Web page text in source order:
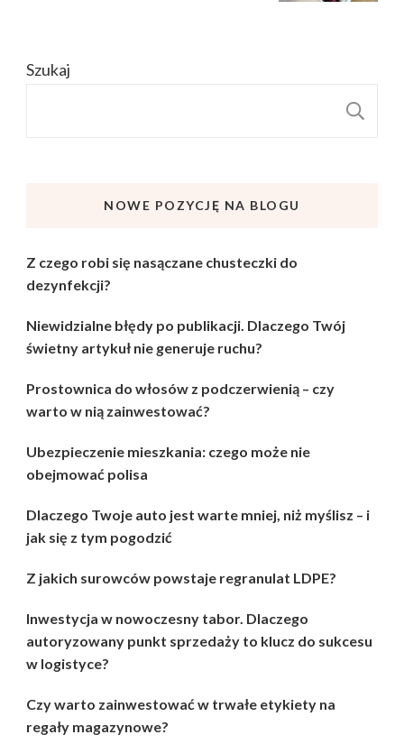
Szukaj
NOWE POZYCJĘ NA BLOGU
Z czego robi się nasączane chusteczki do
dezynfekcji?
Niewidzialne błędy po publikacji. Dlaczego Twój
świetny artykuł nie generuje ruchu?
Prostownica do włosów z podczerwienią – czy
warto w nią zainwestować?
Ubezpieczenie mieszkania: czego może nie
obejmować polisa
Dlaczego Twoje auto jest warte mniej, niż myślisz – i
jak się z tym pogodzić
Z jakich surowców powstaje regranulat LDPE?
Inwestycja w nowoczesny tabor. Dlaczego
autoryzowany punkt sprzedaży to klucz do sukcesu
w logistyce?
Czy warto zainwestować w trwałe etykiety na
regały magazynowe?